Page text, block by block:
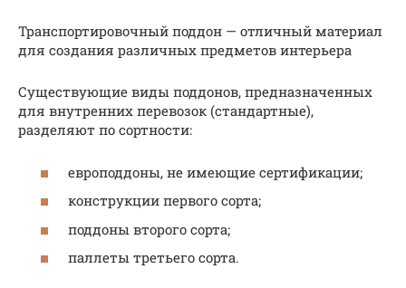
Транспортировочный поддон — отличный материал
для создания различных предметов интерьера
Существующие виды поддонов, предназначенных
для внутренних перевозок (стандартные),
разделяют по сортности:
европоддоны, не имеющие сертификации;
конструкции первого сорта;
поддоны второго сорта;
паллеты третьего сорта.